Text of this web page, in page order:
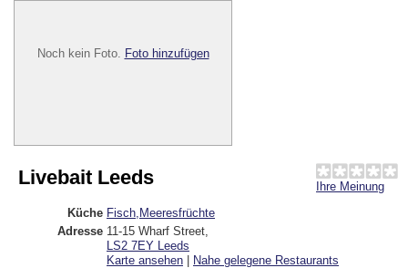
Noch kein Foto. Foto hinzufügen
Ihre Meinung
Livebait Leeds
Küche Fisch,Meeresfrüchte
Adresse 11-15 Wharf Street
LS2 7EY Leeds
Karte ansehen | Nahe gelegene Restaurants